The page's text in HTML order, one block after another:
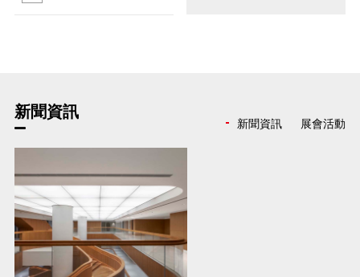
新聞資訊
新聞資訊 展會活動